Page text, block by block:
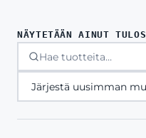
NÄYTETÄÄN AINUT TULOS